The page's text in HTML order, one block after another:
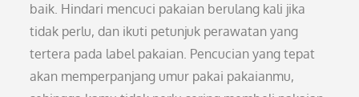
baik. Hindari mencuci pakaian berulang kali jika
tidak perlu, dan ikuti petunjuk perawatan yang
tertera pada label pakaian. Pencucian yang tepat
akan memperpanjang umur pakai pakaianmu,